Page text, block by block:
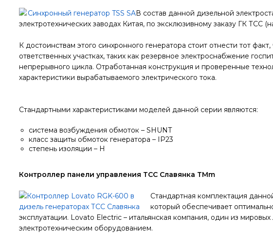
В состав данной дизельной
электротехнических заводах Китая, по эксклюзивному заказу ГК ТСС
К достоинствам этого синхронного генератора стоит отнести тот
ответственных участках, таких как резервное электроснабжение
непрерывного цикла. Отработанная конструкция и проверенные
характеристики вырабатываемого электрического тока.
Стандартными характеристиками моделей данной серии являются:
система возбуждения обмоток – SHUNT
класс защиты обмоток генератора – IP23
степень изоляции – H
Контроллер панели управления ТСС Славянка TMm
Стандартная комплектация
который обеспечивает
эксплуатации. Lovato Electric – итальянская компания, один из
электротехническим оборудованием.